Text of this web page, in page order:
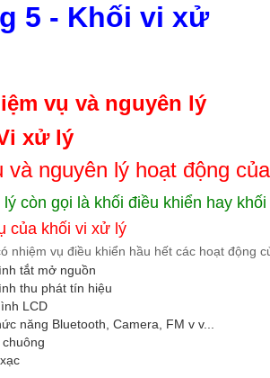
5 - Khối vi xử
vụ và nguyên lý
xử lý
và nguyên lý hoạt động
còn gọi là khối điều khiển hay khối
của khối vi xử lý
vụ điều khiển hầu hết các hoạt động
tắt mở nguồn
thu phát tín hiệu
LCD
năng Bluetooth, Camera, FM v v...